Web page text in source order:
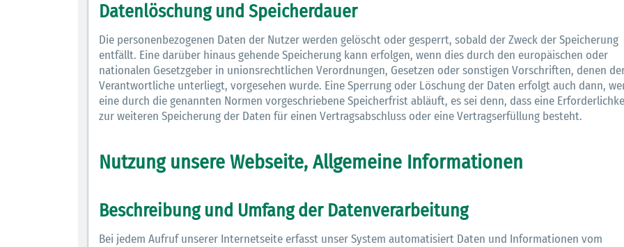
Datenlöschung und Speicherdauer
Die personenbezogenen Daten der Nutzer werden gelöscht oder gesperrt, sobald der Zweck der Speicherung
entfällt. Eine darüber hinaus gehende Speicherung kann erfolgen, wenn dies durch den europäischen oder
nationalen Gesetzgeber in unionsrechtlichen Verordnungen, Gesetzen oder sonstigen Vorschriften, denen
Verantwortliche unterliegt, vorgesehen wurde. Eine Sperrung oder Löschung der Daten erfolgt auch dann,
eine durch die genannten Normen vorgeschriebene Speicherfrist abläuft, es sei denn, dass eine
zur weiteren Speicherung der Daten für einen Vertragsabschluss oder eine Vertragserfüllung besteht.
Nutzung unsere Webseite, Allgemeine Informationen
Beschreibung und Umfang der Datenverarbeitung
Bei jedem Aufruf unserer Internetseite erfasst unser System automatisiert Daten und Informationen vom